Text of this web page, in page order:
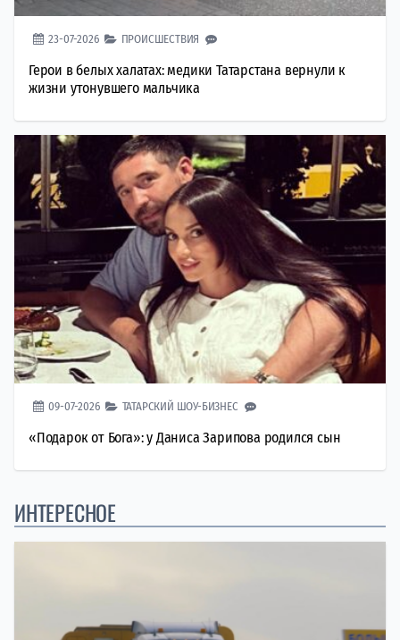
23-07-2026 ПРОИСШЕСТВИЯ
Герои в белых халатах: медики Татарстана вернули к
жизни утонувшего мальчика
09-07-2026 ТАТАРСКИЙ ШОУ-БИЗНЕС
«Подарок от Бога»: у Даниса Зарипова родился сын
ИНТЕРЕСНОЕ